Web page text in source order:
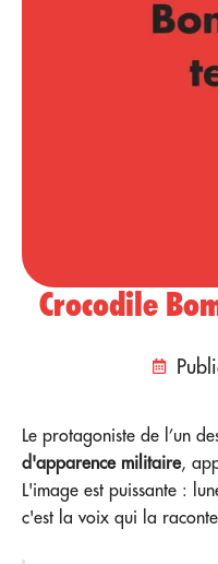
Crocodile
Le protagoniste de l’un
d'apparence militaire,
L'image est puissante :
c'est la voix qui la